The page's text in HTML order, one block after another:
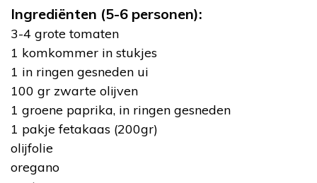
Ingrediënten (5-6 personen):
3-4 grote tomaten
1 komkommer in stukjes
1 in ringen gesneden ui
100 gr zwarte olijven
1 groene paprika, in ringen gesneden
1 pakje fetakaas (200gr)
olijfolie
oregano